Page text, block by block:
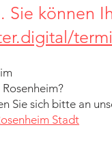
Sie können
Sie sich bitte an
Stadt